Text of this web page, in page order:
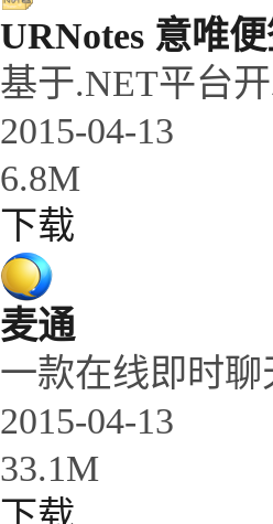
URNotes 意唯
基于.NET平台
2015-04-13
6.8M
下载
麦通
一款在线即时聊
2015-04-13
33.1M
下载